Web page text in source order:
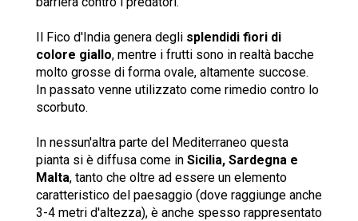
Il Fico d'India genera degli splendidi fiori di
colore giallo, mentre i frutti sono in realtà bacche
molto grosse di forma ovale, altamente succose.
In passato venne utilizzato come rimedio contro lo
scorbuto.
In nessun'altra parte del Mediterraneo questa
pianta si è diffusa come in Sicilia, Sardegna e
Malta, tanto che oltre ad essere un elemento
caratteristico del paesaggio (dove raggiunge anche
3-4 metri d'altezza), è anche spesso rappresentato